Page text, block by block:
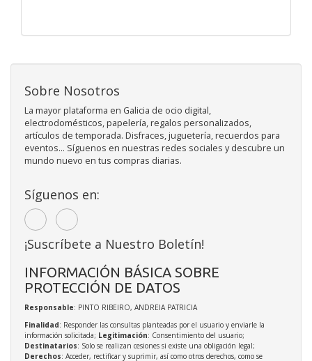
Sobre Nosotros
La mayor plataforma en Galicia de ocio digital,
electrodomésticos, papelería, regalos personalizados,
artículos de temporada. Disfraces, juguetería, recuerdos para
eventos... Síguenos en nuestras redes sociales y descubre un
mundo nuevo en tus compras diarias.
Síguenos en:
¡Suscríbete a Nuestro Boletín!
INFORMACIÓN BÁSICA SOBRE
PROTECCIÓN DE DATOS
Responsable: PINTO RIBEIRO, ANDREIA PATRICIA
Finalidad: Responder las consultas planteadas por el usuario y enviarle la
información solicitada; Legitimación: Consentimiento del usuario;
Destinatarios: Solo se realizan cesiones si existe una obligación legal;
Derechos: Acceder, rectificar y suprimir, así como otros derechos, como se